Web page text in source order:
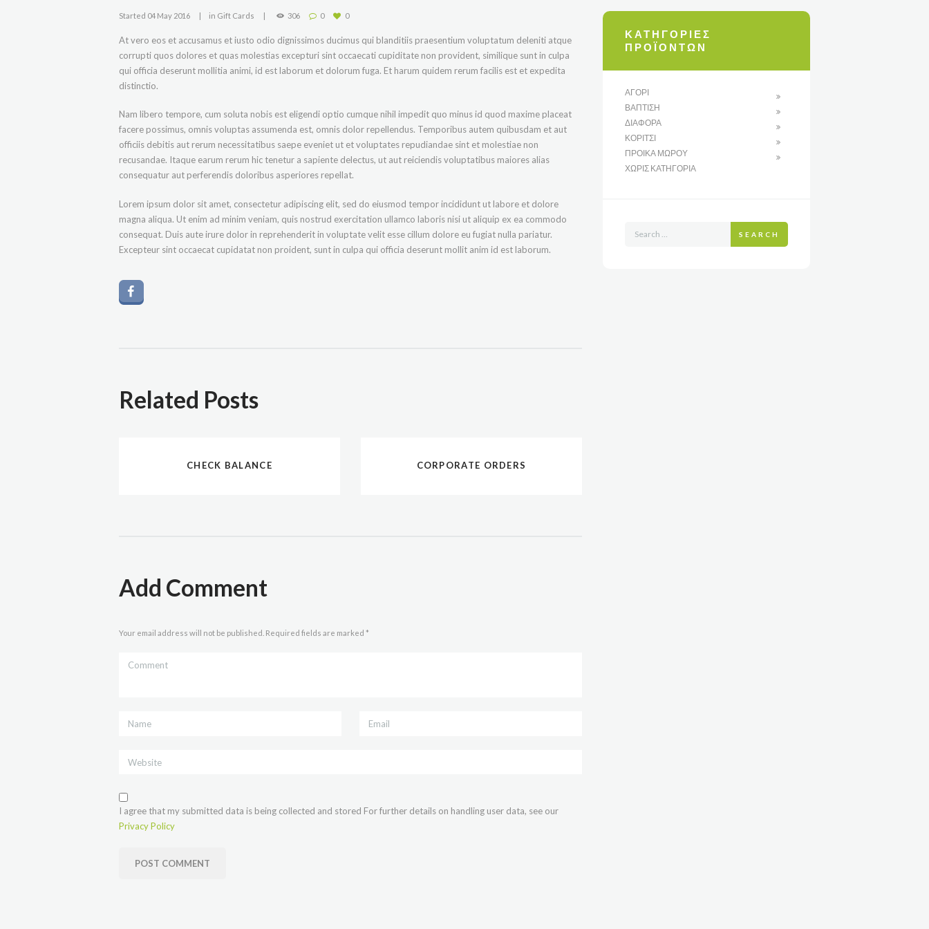
Started 04 May 2016 in Gift Cards 306 0 0
At vero eos et accusamus et iusto odio dignissimos ducimus qui blanditiis praesentium voluptatum deleniti atque
corrupti quos dolores et quas molestias excepturi sint occaecati cupiditate non provident, similique sunt in culpa
qui officia deserunt mollitia animi, id est laborum et dolorum fuga. Et harum quidem rerum facilis est et expedita
distinctio.
Nam libero tempore, cum soluta nobis est eligendi optio cumque nihil impedit quo minus id quod maxime placeat
facere possimus, omnis voluptas assumenda est, omnis dolor repellendus. Temporibus autem quibusdam et aut
officiis debitis aut rerum necessitatibus saepe eveniet ut et voluptates repudiandae sint et molestiae non
recusandae. Itaque earum rerum hic tenetur a sapiente delectus, ut aut reiciendis voluptatibus maiores alias
consequatur aut perferendis doloribus asperiores repellat.
Lorem ipsum dolor sit amet, consectetur adipiscing elit, sed do eiusmod tempor incididunt ut labore et dolore
magna aliqua. Ut enim ad minim veniam, quis nostrud exercitation ullamco laboris nisi ut aliquip ex ea commodo
consequat. Duis aute irure dolor in reprehenderit in voluptate velit esse cillum dolore eu fugiat nulla pariatur.
Excepteur sint occaecat cupidatat non proident, sunt in culpa qui officia deserunt mollit anim id est laborum.
Related Posts
CHECK BALANCE CORPORATE ORDERS
Add Comment
Your email address will not be published. Required fields are marked *
I agree that my submitted data is being collected and stored For further details on handling user data, see our
Privacy Policy
ΚΑΤΗΓΟΡΊΕΣ
ΠΡΟΪΌΝΤΩΝ
ΑΓΌΡΙ
ΒΆΠΤΙΣΗ
ΔΙΆΦΟΡΑ
ΚΟΡΊΤΣΙ
ΠΡΟΊΚΑ ΜΩΡΟΎ
ΧΩΡΊΣ ΚΑΤΗΓΟΡΊΑ
SEARCH